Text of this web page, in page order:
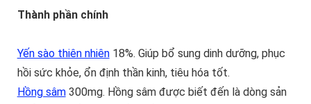
Thành phần chính
Yến sào thiên nhiên18%. Giúp bổ sung dinh dưỡng, phục
hồi sức khỏe, ổn định thần kinh, tiêu hóa tốt.
Hồng sâm300mg. Hồng sâm được biết đến là dòng sản